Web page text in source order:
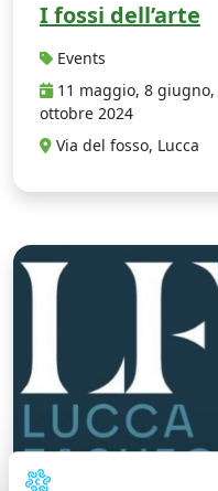
I fossi dell’arte
Events
11 maggio, 8
ottobre 2024
Via del fosso, Lucca